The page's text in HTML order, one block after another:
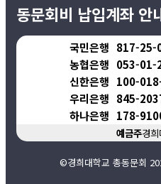
동문회비 납입계좌 안
국민은행 817-25-
농협은행 053-01-
신한은행 100-
우리은행 845-
하나은행 178-
예금주경
©경희대학교 총동문회